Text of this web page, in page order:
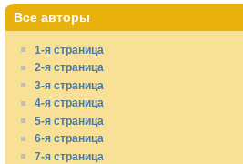
Все авторы
1-я страница
2-я страница
3-я страница
4-я страница
5-я страница
6-я страница
7-я страница